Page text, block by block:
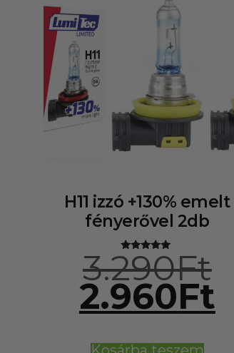
H11 izzó +130% emelt
fényerővel 2db
Értékelés:
5.00
/ 5
3.290Ft
2.960Ft